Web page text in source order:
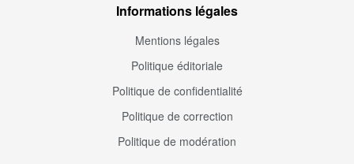
Informations légales
Mentions légales
Politique éditoriale
Politique de confidentialité
Politique de correction
Politique de modération